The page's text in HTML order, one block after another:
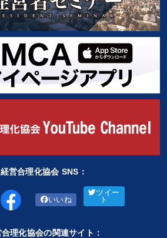
営合理化協会 SNS：
いいね
ツイー
ト
合理化協会の関連サイト：